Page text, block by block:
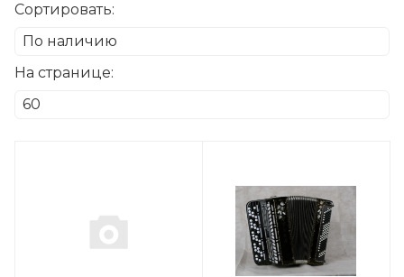
Сортировать:
На странице: